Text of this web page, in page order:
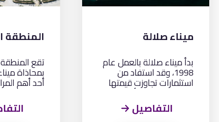
ميناء صلالة
بدأ ميناء صلالة بالعمل عام
1998، وقد استفاد من
استثمارات تجاوزت قيمتها
200 مليون دولار أمريكي
ليصبح اليوم أحد أكبر موانئ
الشحن العابر في العالم.
التفاصيل
المنطقة
تقع
بمحاذاة
أحد أهم
في عُمان،
شركة